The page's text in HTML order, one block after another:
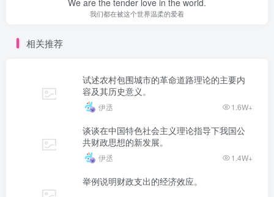
We are the tender love in the world.
我们都在被这个世界温柔的爱着
相关推荐
试述农村包围城市的革命道路理论的主要内
容及其历史意义。
伊丞 1.6W+
谈谈在中国特色社会主义理论指导下我国公
共财政思想的新发展。
伊丞 1.4W+
举例说明财政支出的经济效应。